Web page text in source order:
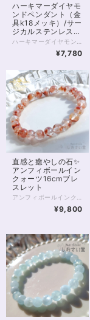
ハーキマーダイヤモ
ンドペンダント（金
具k18メッキ）/サー
ジカルステンレスチ
ェーン（k18メッ
¥7,780
直感と癒やしの石✨
アンフィボールイン
クォーツ16cmブレ
スレット
¥9,800